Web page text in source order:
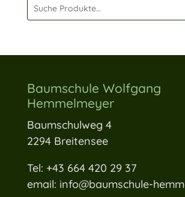
Baumschule Wolfgang
Hemmelmeyer
Baumschulweg 4
2294 Breitensee
Tel: +43 664 420 29 37
email: info@baumschule-